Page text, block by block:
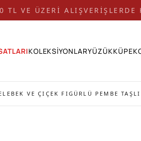
TL VE ÜZERİ ALIŞVERİŞLERDE
KOLEKSİYONLARYÜZÜKKÜPE
VE ÇIÇEK FIGÜRLÜ PEMBE TAŞLI